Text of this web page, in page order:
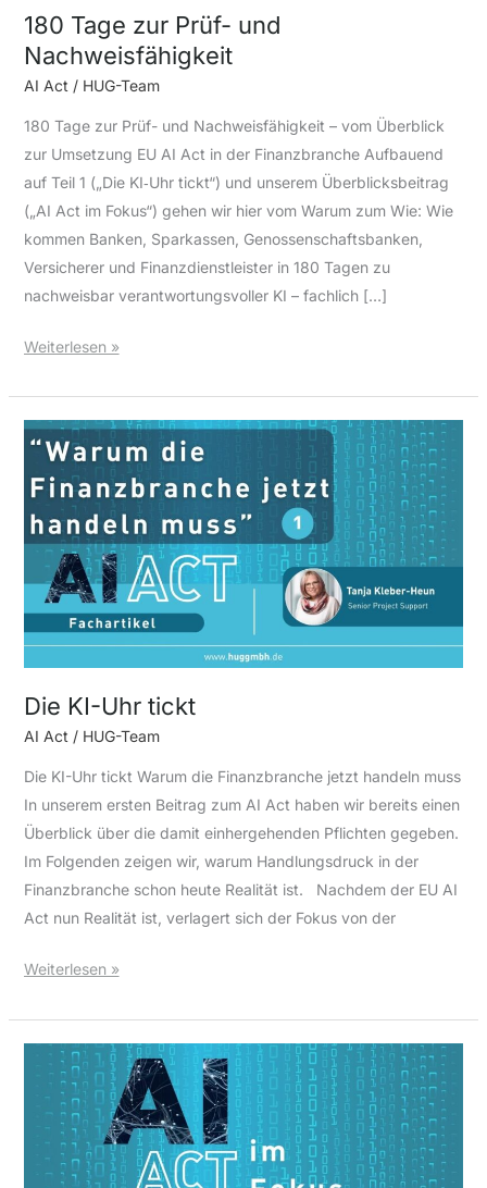
180 Tage zur Prüf- und
Nachweisfähigkeit
AI Act / HUG-Team
180 Tage zur Prüf- und Nachweisfähigkeit – vom Überblick
zur Umsetzung EU AI Act in der Finanzbranche Aufbauend
auf Teil 1 („Die KI‑Uhr tickt“) und unserem Überblicksbeitrag
(„AI Act im Fokus“) gehen wir hier vom Warum zum Wie: Wie
kommen Banken, Sparkassen, Genossenschaftsbanken,
Versicherer und Finanzdienstleister in 180 Tagen zu
nachweisbar verantwortungsvoller KI – fachlich […]
Weiterlesen »
Die KI-Uhr tickt
AI Act/ HUG-Team
Die KI-Uhr tickt Warum die Finanzbranche jetzt handeln muss
In unserem ersten Beitrag zum AI Act haben wir bereits einen
Überblick über die damit einhergehenden Pflichten gegeben.
Im Folgenden zeigen wir, warum Handlungsdruck in der
Finanzbranche schon heute Realität ist. Nachdem der EU AI
Act nun Realität ist, verlagert sich der Fokus von der
Die
Uhr
tickt
Weiterlesen »
Artificial
Intelligence